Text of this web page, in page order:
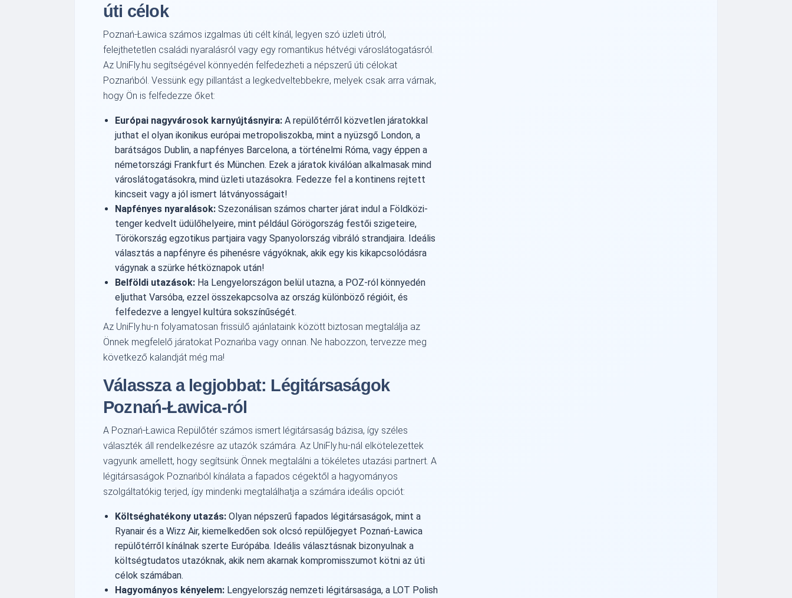
úti célok
Poznań-Ławica számos izgalmas úti célt kínál, legyen szó üzleti útról,
felejthetetlen családi nyaralásról vagy egy romantikus hétvégi városlátogatásról.
Az UniFly.hu segítségével könnyedén felfedezheti a népszerű úti célokat
Poznańból. Vessünk egy pillantást a legkedveltebbekre, melyek csak arra várnak,
hogy Ön is felfedezze őket:
Európai nagyvárosok karnyújtásnyira: A repülőtérről közvetlen járatokkal
juthat el olyan ikonikus európai metropoliszokba, mint a nyüzsgő London, a
barátságos Dublin, a napfényes Barcelona, a történelmi Róma, vagy éppen a
németországi Frankfurt és München. Ezek a járatok kiválóan alkalmasak mind
városlátogatásokra, mind üzleti utazásokra. Fedezze fel a kontinens rejtett
kincseit vagy a jól ismert látványosságait!
Napfényes nyaralások: Szezonálisan számos charter járat indul a Földközi-
tenger kedvelt üdülőhelyeire, mint például Görögország festői szigeteire,
Törökország egzotikus partjaira vagy Spanyolország vibráló strandjaira. Ideális
választás a napfényre és pihenésre vágyóknak, akik egy kis kikapcsolódásra
vágynak a szürke hétköznapok után!
Belföldi utazások: Ha Lengyelországon belül utazna, a POZ-ról könnyedén
eljuthat Varsóba, ezzel összekapcsolva az ország különböző régióit, és
felfedezve a lengyel kultúra sokszínűségét.
Az UniFly.hu-n folyamatosan frissülő ajánlataink között biztosan megtalálja az
Önnek megfelelő járatokat Poznańba vagy onnan. Ne habozzon, tervezze meg
következő kalandját még ma!
Válassza a legjobbat: Légitársaságok
Poznań-Ławica-ról
A Poznań-Ławica Repülőtér számos ismert légitársaság bázisa, így széles
választék áll rendelkezésre az utazók számára. Az UniFly.hu-nál elkötelezettek
vagyunk amellett, hogy segítsünk Önnek megtalálni a tökéletes utazási partnert. A
légitársaságok Poznańból kínálata a fapados cégektől a hagyományos
szolgáltatókig terjed, így mindenki megtalálhatja a számára ideális opciót:
Költséghatékony utazás: Olyan népszerű fapados légitársaságok, mint a
Ryanair és a Wizz Air, kiemelkedően sok olcsó repülőjegyet Poznań-Ławica
repülőtérről kínálnak szerte Európába. Ideális választásnak bizonyulnak a
költségtudatos utazóknak, akik nem akarnak kompromisszumot kötni az úti
célok számában.
Hagyományos kényelem: Lengyelország nemzeti légitársasága, a LOT Polish